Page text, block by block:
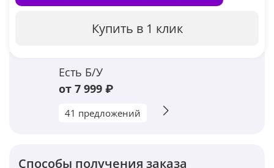
Купить в 1 клик
Есть Б/У
от 7 999 ₽
41 предложений
Способы получения заказа